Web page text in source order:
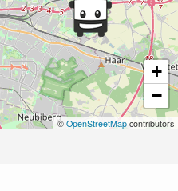
+
−
© OpenStreetMap contributors